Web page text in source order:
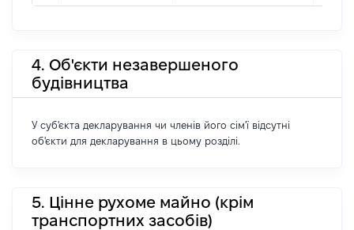
4. Об'єкти незавершеного
будівництва
У суб'єкта декларування чи членів його сім'ї відсутні
об'єкти для декларування в цьому розділі.
5. Цінне рухоме майно (крім
транспортних засобів)